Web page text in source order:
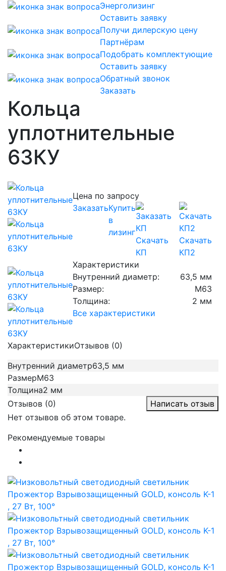
Энерголизинг
Оставить заявку
Получи дилерскую цену
Партнёрам
Подобрать комплектующие
Оставить заявку
Обратный звонок
Заказать
Кольца
уплотнительные
63КУ
Характеристики
Внутренний диаметр:
63,5 мм
Размер:
М63
Толщина:
2 мм
Все характеристики
Цена по запросу
ЗаказатьКупить
в
лизинг
Скачать
КП
Скачать
КП2
ХарактеристикиОтзывов (0)
Внутренний диаметр63,5 мм
РазмерМ63
Толщина2 мм
Отзывов (0)
Написать отзыв
Нет отзывов об этом товаре.
Рекомендуемые товары